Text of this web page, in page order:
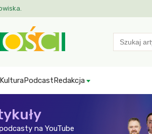
Search
for:
KulturaPodcastRedakcja
na YouTube